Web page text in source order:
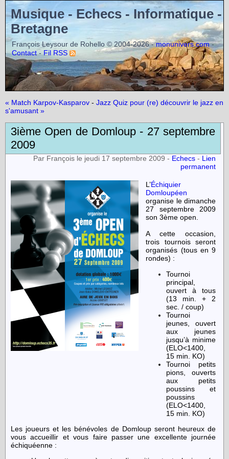
Musique - Echecs - Informatique -
Bretagne
François Leysour de Rohello © 2004-2026 -monunivers.com-
Contact-Fil RSS
« Match Karpov-Kasparov - Jazz Quiz pour (re) découvrir le jazz en
s'amusant »
3ième Open de Domloup - 27 septembre
2009
Par François le jeudi 17 septembre 2009 - Echecs - Lien
permanent
L’Échiquier
Domloupéen
organise le dimanche
27 septembre 2009
son3ème open
A cette occasion,
trois tournois seront
organisés (tous en 9
rondes) :
Tournoi
principal
ouvert à tous
(13 min. + 2
sec. / coup)
Tournoi
jeunes , ouvert
aux jeunes
jusqu’à minime
(ELO<1400,
15 min. KO)
Tournoi petits
pions , ouverts
aux petits
poussins et
poussins
(ELO<1400,
15 min. KO)
Les joueurs et les bénévoles de Domloup seront heureux de
vous accueillir et vous faire passer une excellente journée
échiquéenne :